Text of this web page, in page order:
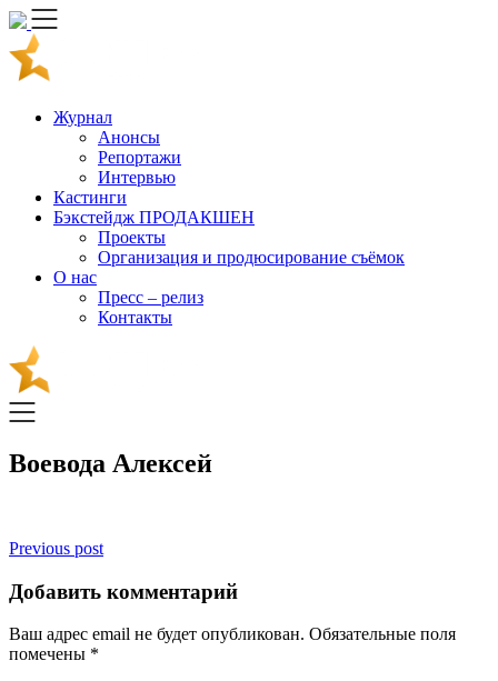
Skip
content
Журнал
Анонсы
Репортажи
Интервью
Кастинги
Бэкстейдж ПРОДАКШЕН
Проекты
Организация и продюсирование съёмок
О нас
Пресс – релиз
Контакты
Воевода Алексей
Навигация
по
записям
Previous post
Добавить комментарий
Ваш адрес email не будет опубликован. Обязательные поля
помечены *